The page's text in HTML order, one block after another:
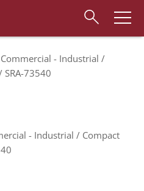
Commercial - Industrial
SRA-73540
- Industrial
Compact